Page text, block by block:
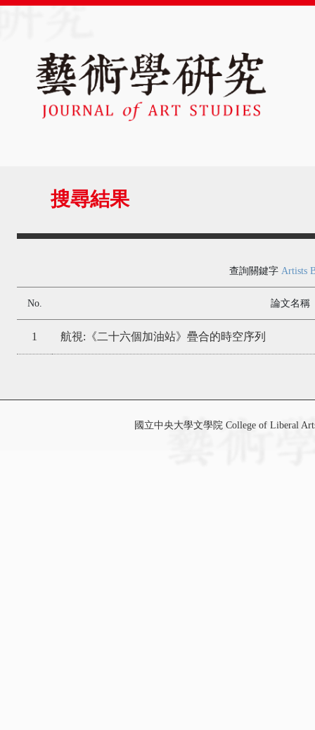
搜尋結果
查詢關鍵字 Artists
No. 論文名稱
1 航視:《二十六個加油站》疊合的時空序列
國立中央大學文學院 College of Liberal